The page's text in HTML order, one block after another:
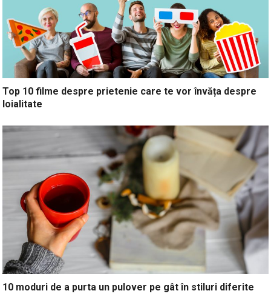
Top 10 filme despre prietenie care te vor învăța despre
loialitate
10 moduri de a purta un pulover pe gât în stiluri diferite